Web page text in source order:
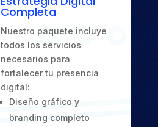
Completa
Nuestro paquete incluye
todos los servicios
necesarios para
fortalecer tu presencia
digital:
Diseño gráfico y
branding completo